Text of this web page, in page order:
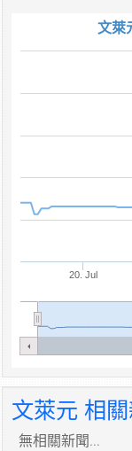
文萊
20. Jul
文萊元 相
無相關新聞...